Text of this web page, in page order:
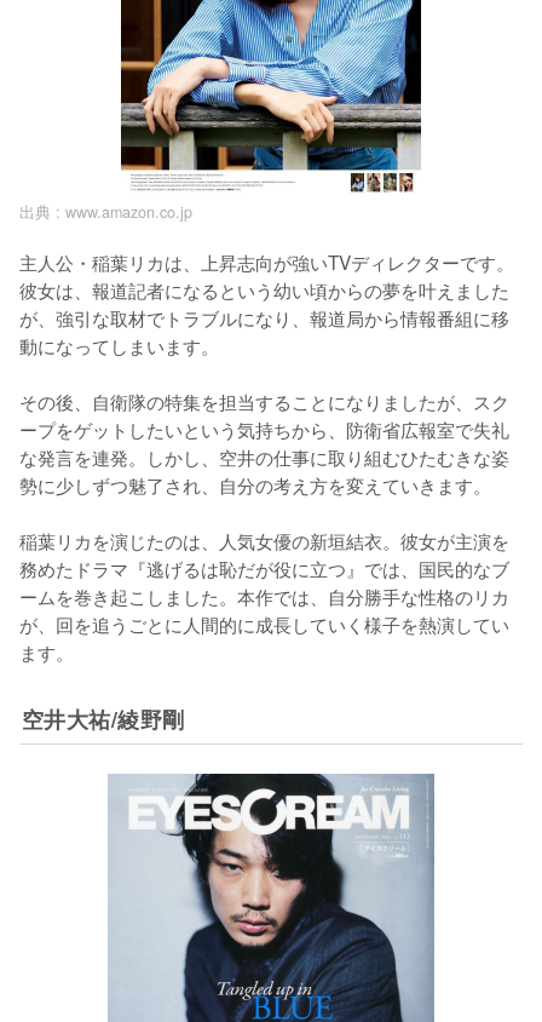
出典 : www.amazon.co.jp
主人公・稲葉リカは、上昇志向が強いTVディレクターです。
彼女は、報道記者になるという幼い頃からの夢を叶えました
が、強引な取材でトラブルになり、報道局から情報番組に移
動になってしまいます。
その後、自衛隊の特集を担当することになりましたが、スク
ープをゲットしたいという気持ちから、防衛省広報室で失礼
な発言を連発。しかし、空井の仕事に取り組むひたむきな姿
勢に少しずつ魅了され、自分の考え方を変えていきます。
稲葉リカを演じたのは、人気女優の新垣結衣。彼女が主演を
務めたドラマ『逃げるは恥だが役に立つ』では、国民的なブ
ームを巻き起こしました。本作では、自分勝手な性格のリカ
が、回を追うごとに人間的に成長していく様子を熱演してい
ます。
空井大祐/綾野剛